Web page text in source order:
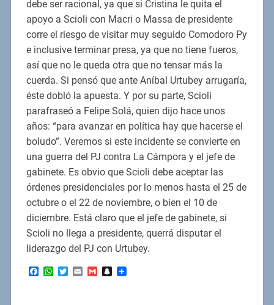
debe ser racional, ya que si Cristina le quita el
apoyo a Scioli con Macri o Massa de presidente
corre el riesgo de visitar muy seguido Comodoro Py
e inclusive terminar presa, ya que no tiene fueros,
así que no le queda otra que no tensar más la
cuerda. Si pensó que ante Aníbal Urtubey arrugaría,
éste dobló la apuesta. Y por su parte, Scioli
parafraseó a Felipe Solá, quien dijo hace unos
años: “para avanzar en política hay que hacerse el
boludo”. Veremos si este incidente se convierte en
una guerra del PJ contra La Cámpora y el jefe de
gabinete. Es obvio que Scioli debe aceptar las
órdenes presidenciales por lo menos hasta el 25 de
octubre o el 22 de noviembre, o bien el 10 de
diciembre. Está claro que el jefe de gabinete, si
Scioli no llega a presidente, querrá disputar el
liderazgo del PJ con Urtubey.
Facebook
WhatsApp
TwitterEmailGmailSnapchat